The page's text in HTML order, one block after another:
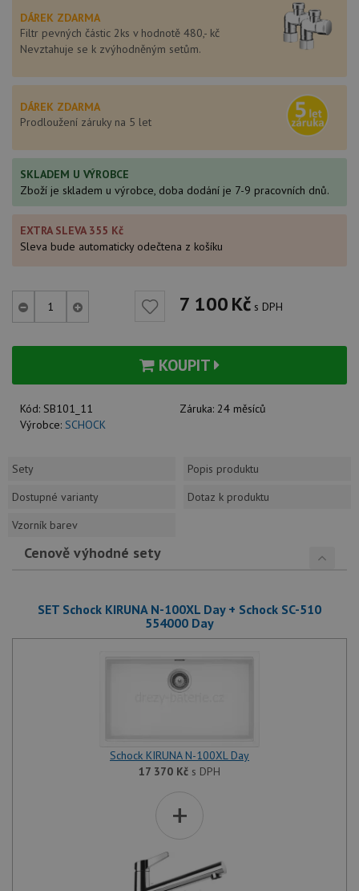
DÁREK ZDARMA
Filtr pevných částic 2ks v hodnotě 480,- kč
Nevztahuje se k zvýhodněným setům.
DÁREK ZDARMA
Prodloužení záruky na 5 let
SKLADEM U VÝROBCE
Zboží je skladem u výrobce, doba dodání je 7-9 pracovních dnů.
EXTRA SLEVA 355 Kč
Sleva bude automaticky odečtena z košíku
7 100Kč s DPH
KOUPIT
Kód: SB101_11 Záruka: 24 měsíců
Výrobce: SCHOCK
Sety
Popis produktu
Dostupné varianty
Dotaz k produktu
Vzorník barev
Cenově výhodné sety
SET Schock KIRUNA N-100XL Day + Schock SC-510
554000 Day
Schock KIRUNA N-100XL Day
17 370 Kč s DPH
+